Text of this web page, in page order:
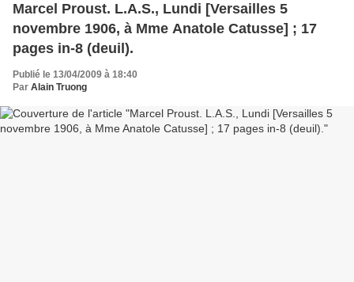
Marcel Proust. L.A.S., Lundi [Versailles 5
novembre 1906, à Mme Anatole Catusse] ; 17
pages in-8 (deuil).
Publié le 13/04/2009 à 18:40
Par Alain Truong